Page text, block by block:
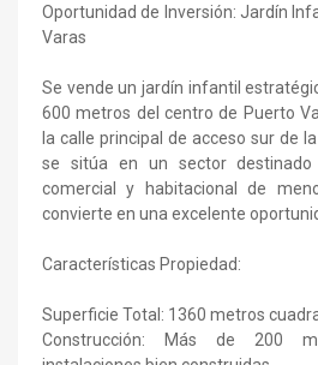
Oportunidad de Inversión: Jardín
Varas
Se vende un jardín infantil
600 metros del centro de Puerto
la calle principal de acceso sur de
se sitúa en un sector destinado
comercial y habitacional de
convierte en una excelente
Características Propiedad:
Superficie Total: 1360 metros
Construcción: Más de 200